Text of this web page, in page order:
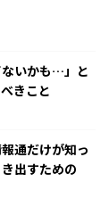
ないかも…」と
きこと
通だけが知っ
出すための